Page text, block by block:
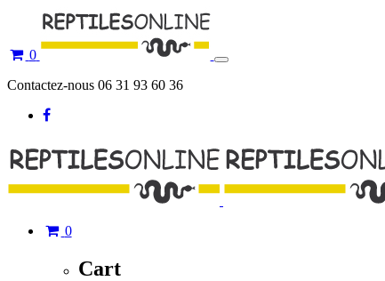
0
Toggle
Contactez-nous 06 31 93 60 36
0
Cart